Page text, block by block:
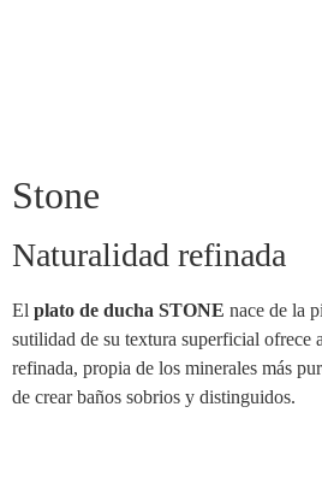
Stone
Naturalidad refinada
El plato de ducha STONE nace de la
sutilidad de su textura superficial ofrece
refinada, propia de los minerales más
de crear baños sobrios y distinguidos.